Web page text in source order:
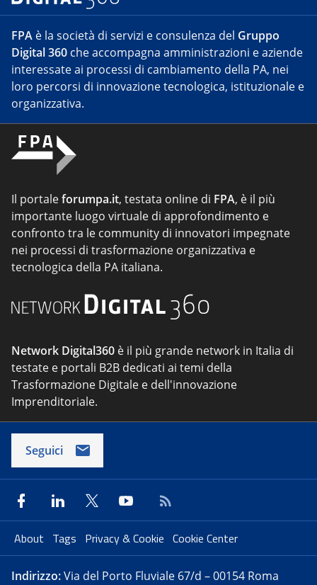
FPA è la società di servizi e consulenza del Gruppo
Digital 360 che accompagna amministrazioni e aziende
interessate ai processi di cambiamento della PA, nei
loro percorsi di innovazione tecnologica, istituzionale e
organizzativa.
Il portaleforumpa.it, testata online di FPA, è il più
importante luogo virtuale di approfondimento e
confronto tra le community di innovatori impegnate
nei processi di trasformazione organizzativa e
tecnologica della PA italiana.
Network Digital360 è il più grande network in Italia di
testate e portali B2B dedicati ai temi della
Trasformazione Digitale e dell'innovazione
Imprenditoriale.
Seguici
About Tags Privacy & Cookie Cookie Center
Indirizzo:Via del Porto Fluviale 67/d – 00154 Roma